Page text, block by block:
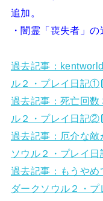
追加。
・闇霊「喪失者」の
過去記事：
ル２・プレイ日記①
過去記事：死亡回
ル２・プレイ日記②
過去記事：厄介な
ソウル２・プレイ
過去記事：もうやめ
ダークソウル２・